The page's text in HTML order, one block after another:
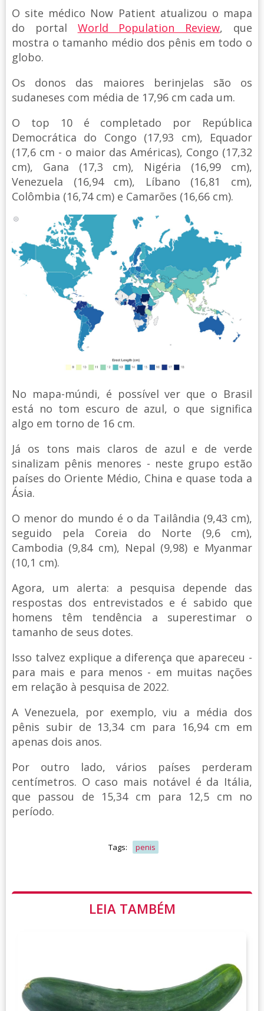
O site médico Now Patient atualizou o mapa
do portal World Population Review, que
mostra o tamanho médio dos pênis em todo o
globo.
Os donos das maiores berinjelas são os
sudaneses com média de 17,96 cm cada um.
O top 10 é completado por República
Democrática do Congo (17,93 cm), Equador
(17,6 cm - o maior das Américas), Congo (17,32
cm), Gana (17,3 cm), Nigéria (16,99 cm),
Venezuela (16,94 cm), Líbano (16,81 cm),
Colômbia (16,74 cm) e Camarões (16,66 cm).
No mapa-múndi, é possível ver que o Brasil
está no tom escuro de azul, o que significa
algo em torno de 16 cm.
Já os tons mais claros de azul e de verde
sinalizam pênis menores - neste grupo estão
países do Oriente Médio, China e quase toda a
Ásia.
O menor do mundo é o da Tailândia (9,43 cm),
seguido pela Coreia do Norte (9,6 cm),
Cambodia (9,84 cm), Nepal (9,98) e Myanmar
(10,1 cm).
Agora, um alerta: a pesquisa depende das
respostas dos entrevistados e é sabido que
homens têm tendência a superestimar o
tamanho de seus dotes.
Isso talvez explique a diferença que apareceu -
para mais e para menos - em muitas nações
em relação à pesquisa de 2022.
A Venezuela, por exemplo, viu a média dos
pênis subir de 13,34 cm para 16,94 cm em
apenas dois anos.
Por outro lado, vários países perderam
centímetros. O caso mais notável é da Itália,
que passou de 15,34 cm para 12,5 cm no
período.
Tags: penis
LEIA TAMBÉM